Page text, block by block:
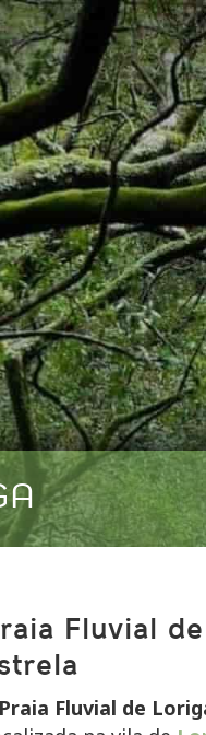
Fluvial
Praia Fluvial de